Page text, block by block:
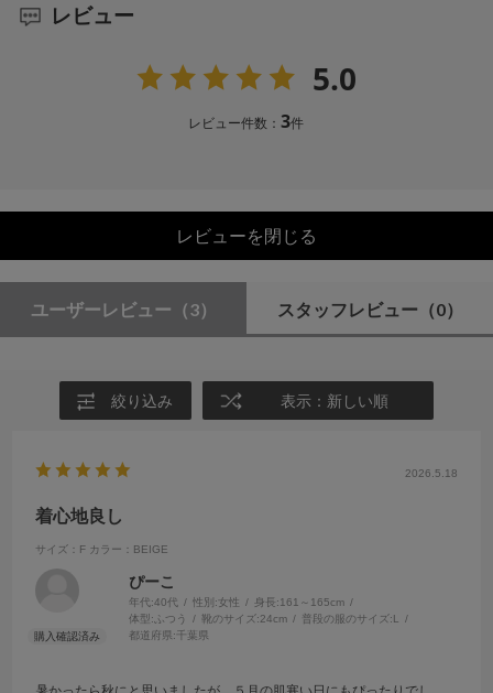
レビュー
5.0
レビュー件数：3件
レビューを閉じる
ユーザーレビュー （3） スタッフレビュー （0）
絞り込み 表示：新しい順
2026.5.18
着心地良し
サイズ：F カラー：BEIGE
ぴーこ
年代:40代 性別:女性 身長:161～165cm
体型: ふつう 靴のサイズ:24cm 普段の服のサイズ:L
都道府県:千葉県